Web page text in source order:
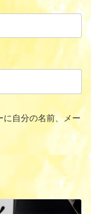
に自分の名前、メー